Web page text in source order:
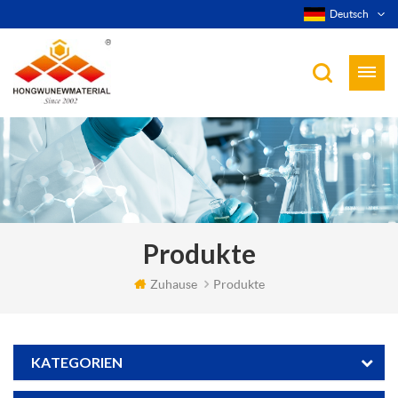
Deutsch
Produkte
Zuhause Produkte
KATEGORIEN